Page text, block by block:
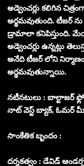
అడ్వెంచర్లు కలిగిన
అర్థమవుతుంది. టీజర్
డ్రామాలా కనిపిస్తుంది.
అడ్వెంచర్లు ఉన్నట్లు
అనేది టీజర్ లోని
అర్థమవుతున్నాయి.
నటీనటులు : బాల్టాజర్
నాట్ వెస్ట్ బ్యాక్, ఓమర్
సాంకేతిక బృందం :
దర్శకత్వం : డేవిడ్